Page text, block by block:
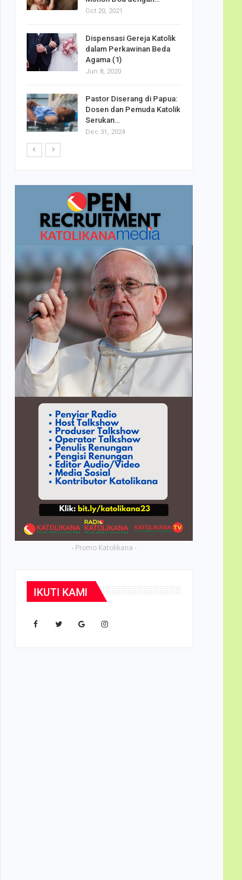
Oct 20, 2021
Dispensasi Gereja Katolik
dalam Perkawinan Beda
Agama (1)
Jun 8, 2020
Pastor Diserang di Papua:
Dosen dan Pemuda Katolik
Serukan…
Dec 31, 2024
- Promo Katolikana -
IKUTI KAMI